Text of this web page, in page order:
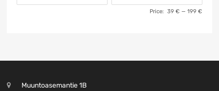
Price: 39 € — 199 €
Muuntoasemantie 1B